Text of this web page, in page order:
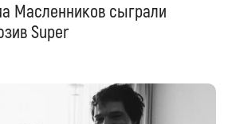
Масленников сыграли
Super